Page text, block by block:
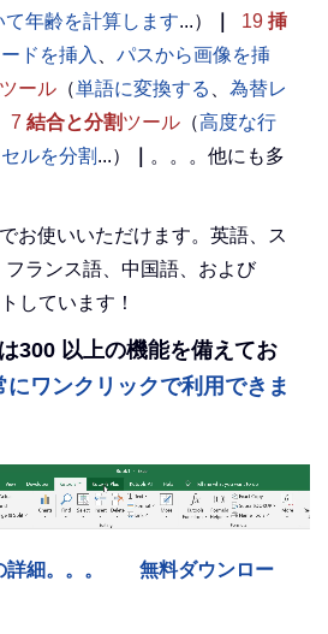
年齢を計算します...） 19 挿
ドを挿入 、 パスから画像を挿
ツール （単語に変換する 、 為替レ
7 結合と分割ツール （高度な行
ルを分割 ...）
。。。他にも多
お使いいただけます。英語、ス
ランス語、中国語、および
しています！
300 以上の機能を備えてお
にワンクリックで利用できま
細。。。
無料ダウンロー